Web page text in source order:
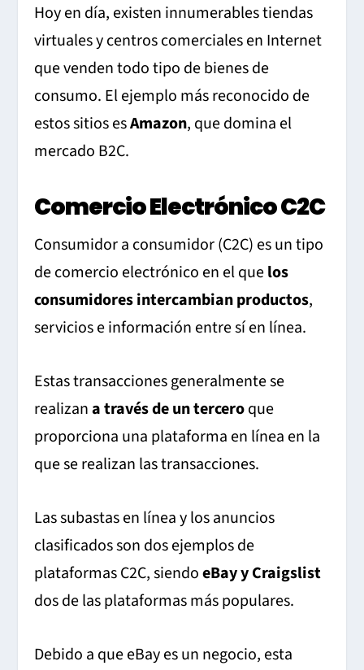
Hoy en día, existen innumerables tiendas
virtuales y centros comerciales en Internet
que venden todo tipo de bienes de
consumo. El ejemplo más reconocido de
estos sitios esAmazon, que domina el
mercado B2C.
Comercio Electrónico C2C
Consumidor a consumidor (C2C) es un tipo
de comercio electrónico en el quelos
consumidores intercambian productos,
servicios e información entre sí en línea.
Estas transacciones generalmente se
realizana través de un terceroque
proporciona una plataforma en línea en la
que se realizan las transacciones.
Las subastas en línea y los anuncios
clasificados son dos ejemplos de
plataformas C2C, siendoeBay y Craigslist
dos de las plataformas más populares.
Debido a que eBay es un negocio, esta